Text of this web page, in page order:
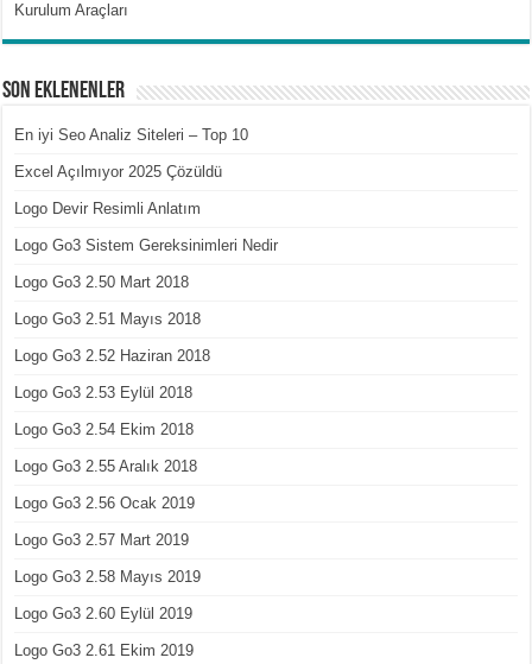
Kurulum Araçları
Son Eklenenler
En iyi Seo Analiz Siteleri – Top 10
Excel Açılmıyor 2025 Çözüldü
Logo Devir Resimli Anlatım
Logo Go3 Sistem Gereksinimleri Nedir
Logo Go3 2.50 Mart 2018
Logo Go3 2.51 Mayıs 2018
Logo Go3 2.52 Haziran 2018
Logo Go3 2.53 Eylül 2018
Logo Go3 2.54 Ekim 2018
Logo Go3 2.55 Aralık 2018
Logo Go3 2.56 Ocak 2019
Logo Go3 2.57 Mart 2019
Logo Go3 2.58 Mayıs 2019
Logo Go3 2.60 Eylül 2019
Logo Go3 2.61 Ekim 2019